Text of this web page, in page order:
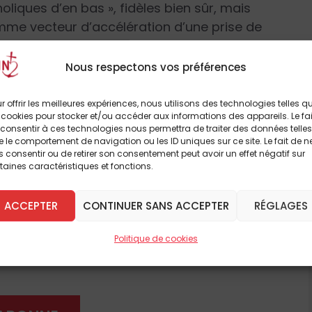
Nous respectons vos préférences
offrir les meilleures expériences, nous utilisons des technologies telles
pour stocker et/ou accéder aux informations des appareils. Le
à ces technologies nous permettra de traiter des données telles
le comportement de navigation ou les ID uniques sur ce site. Le fait de
consentir ou de retirer son consentement peut avoir un effet négatif sur
caractéristiques et fonctions.
ACCEPTER CONTINUER SANS ACCEPTER RÉGLAGES
Politique de cookies
d’en bas », fidèles bien sûr, mais
vecteur d’accélération d’une prise de
ainsi que les grandes collectes visant à
à la mobilisation armée des
L’ouvrage est évidemment trop riche
tire en fin d’étude plusieurs conclusions.
l’organisation décentralisée de celle-ci,
publique dans les relations
le mouvement intransigeant en
par le biais de la presse (avec l’exemple
une étape importante dans la
en accélérant l’abandon du lien aux
« mobilisation en faveur du pape-roi »
catholique pour les questions
en place et, plus largement, au ralliement
lire cet article
autres
À PRÉSENT